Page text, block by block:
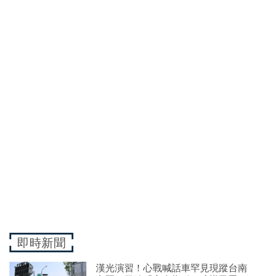
即時新聞
漢光演習！心戰喊話車罕見現蹤台南